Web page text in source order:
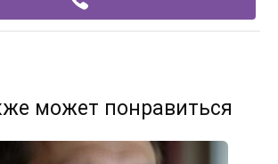
может понравиться